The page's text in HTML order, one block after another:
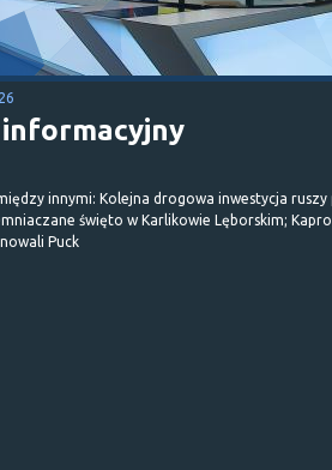
innymi: Kolejna drogowa inwestycja ruszy
święto w Karlikowie Lęborskim;
Puck